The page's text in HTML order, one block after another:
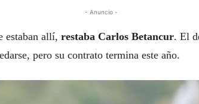
- Anuncio -
estaban allí, restaba Carlos Betancur. El
pero su contrato termina este año.